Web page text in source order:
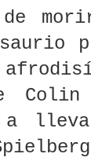
de
Colin
a